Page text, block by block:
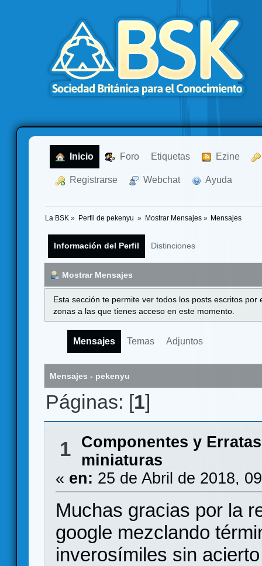
Inicio Foro Etiquetas Ezine
Registrarse Webchat Ayuda
La BSK » Perfil de pekenyu » Mostrar Mensajes» Mensajes
Información del Perfil Distinciones
Mostrar Mensajes
Esta sección te permite ver todos los posts escritos
zonas a las que tienes acceso en este momento.
Mensajes Temas Adjuntos
Mensajes - pekenyu
Páginas: [1]
1 Componentes y Erratas
miniaturas
« en: 25 de Abril de 2018,
Muchas gracias por la
google mezclando
inverosímiles sin